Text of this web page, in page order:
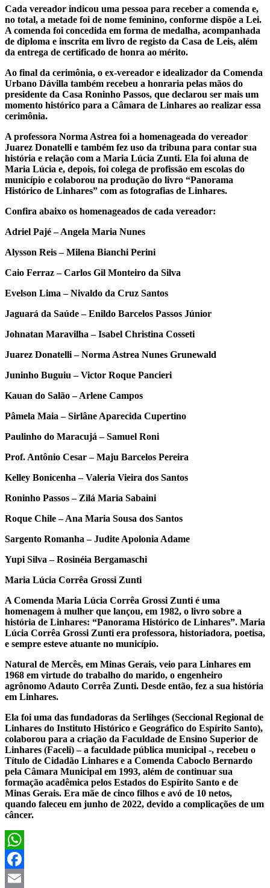
Cada vereador indicou uma pessoa para receber a comenda e,
no total, a metade foi de nome feminino, conforme dispõe a Lei.
A comenda foi concedida em forma de medalha, acompanhada
de diploma e inscrita em livro de registo da Casa de Leis, além
da entrega de certificado de honra ao mérito.
Ao final da cerimônia, o ex-vereador e idealizador da Comenda
Urbano Dávilla também recebeu a honraria pelas mãos do
presidente da Casa Roninho Passos, que declarou ser mais um
momento histórico para a Câmara de Linhares ao realizar essa
cerimônia.
A professora Norma Astrea foi a homenageada do vereador
Juarez Donatelli e também fez uso da tribuna para contar sua
história e relação com a Maria Lúcia Zunti. Ela foi aluna de
Maria Lúcia e, depois, foi colega de profissão em escolas do
município e colaborou na produção do livro “Panorama
Histórico de Linhares” com as fotografias de Linhares.
Confira abaixo os homenageados de cada vereador:
Adriel Pajé – Angela Maria Nunes
Alysson Reis – Milena Bianchi Perini
Caio Ferraz – Carlos Gil Monteiro da Silva
Evelson Lima – Nivaldo da Cruz Santos
Jaguará da Saúde – Enildo Barcelos Passos Júnior
Johnatan Maravilha – Isabel Christina Cosseti
Juarez Donatelli – Norma Astrea Nunes Grunewald
Juninho Buguiu – Victor Roque Pancieri
Kauan do Salão – Arlene Campos
Pâmela Maia – Sirlâne Aparecida Cupertino
Paulinho do Maracujá – Samuel Roni
Prof. Antônio Cesar – Maju Barcelos Pereira
Kelley Bonicenha – Valeria Vieira dos Santos
Roninho Passos – Zilá Maria Sabaini
Roque Chile – Ana Maria Sousa dos Santos
Sargento Romanha – Judite Apolonia Adame
Yupi Silva – Rosinéia Bergamaschi
Maria Lúcia Corrêa Grossi Zunti
A Comenda Maria Lúcia Corrêa Grossi Zunti é uma
homenagem à mulher que lançou, em 1982, o livro sobre a
história de Linhares: “Panorama Histórico de Linhares”. Maria
Lúcia Corrêa Grossi Zunti era professora, historiadora, poetisa,
e sempre esteve atuante no município.
Natural de Mercês, em Minas Gerais, veio para Linhares em
1968 em virtude do trabalho do marido, o engenheiro
agrônomo Adauto Corrêa Zunti. Desde então, fez a sua história
em Linhares.
Ela foi uma das fundadoras da Serlihges (Seccional Regional de
Linhares do Instituto Histórico e Geográfico do Espírito Santo),
colaborou para a criação da Faculdade de Ensino Superior de
Linhares (Faceli) – a faculdade pública municipal -, recebeu o
Título de Cidadão Linhares e a Comenda Caboclo Bernardo
pela Câmara Municipal em 1993, além de continuar sua
formação acadêmica pelos Estados do Espírito Santo e de
Minas Gerais. Era mãe de cinco filhos e avó de 10 netos,
quando faleceu em junho de 2022, devido a complicações de um
câncer.
WhatsApp
Facebook